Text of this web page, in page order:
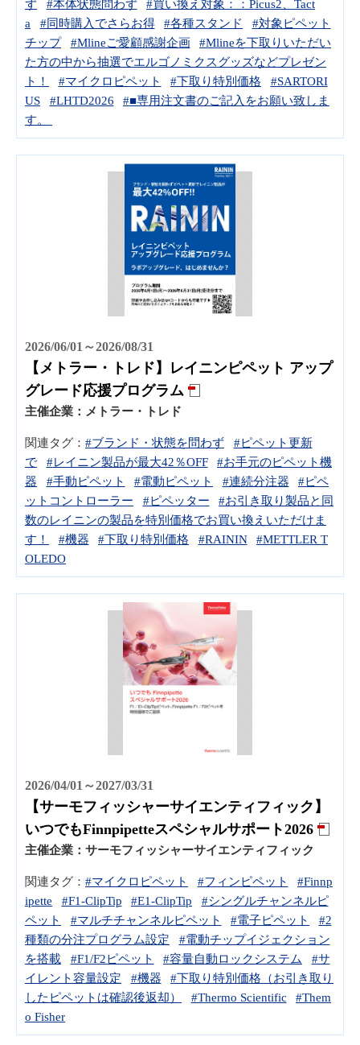
ず #本体状態問わず
#買い換え対象：：Picus2、Tact
a
#同時購入でさらお得 #各種スタンド
#対象ピペット
チップ
#Mlineご愛顧感謝企画
#Mlineを下取りいただい
た方の中から抽選でエルゴノミクスグッズなどプレゼン
ト！
#マイクロピペット #下取り特別価格
#SARTORI
US
#LHTD2026
#■専用注文書のご記入をお願い致しま
す。
2026/06/01～2026/08/31
【メトラー・トレド】レイニンピペット アップ
グレード応援プログラム
主催企業： メトラー・トレド
関連タグ： #ブランド・状態を問わず
#ピペット更新
で
#レイニン製品が最大42％OFF
#お手元のピペット機
器
#手動ピペット #電動ピペット #連続分注器
#ピペ
ットコントローラー
#ピペッター
#お引き取り製品と同
数のレイニンの製品を特別価格でお買い換えいただけま
す！
#機器 #下取り特別価格 #RAININ
#METTLER T
OLEDO
2026/04/01～2027/03/31
【サーモフィッシャーサイエンティフィック】
いつでもFinnpipetteスペシャルサポート2026
主催企業： サーモフィッシャーサイエンティフィック
関連タグ： #マイクロピペット #フィンピペット
#Finnp
ipette
#F1-ClipTip #E1-ClipTip
#シングルチャンネルピ
ペット
#マルチチャンネルピペット #電子ピペット
#2
種類の分注プログラム設定
#電動チップイジェクション
を搭載
#F1/F2ピペット #容量自動ロックシステム
#サ
イレント容量設定
#機器
#下取り特別価格（お引き取り
したピペットは確認後返却）
#Thermo Scientific
#Them
o Fisher